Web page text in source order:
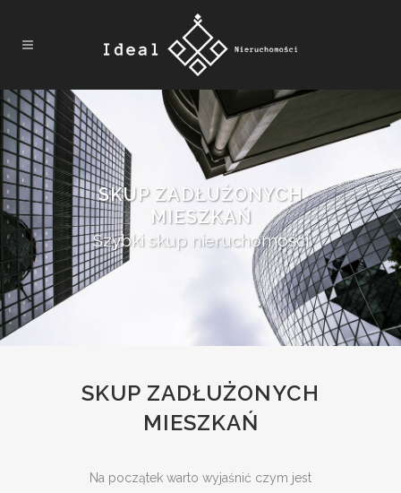
SKUP ZADŁUŻONYCH
MIESZKAŃ
Szybki skup nieruchomości
SKUP ZADŁUŻONYCH
MIESZKAŃ
Na początek warto wyjaśnić czym jest